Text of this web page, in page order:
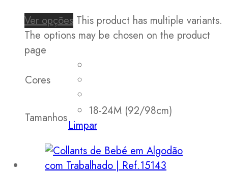
Ver opções This product has multiple variants.
The options may be chosen on the product
page
Cores
Tamanhos
18-24M (92/98cm)
Limpar